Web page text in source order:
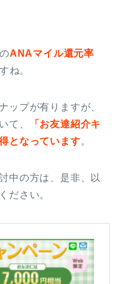
ANAマイル還元率
ね。
ップが有りますが、
て、
「お友達紹介キ
となっています。
中の方は、是非、以
ださい。